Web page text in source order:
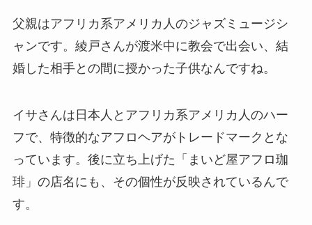
父親はアフリカ系アメリカ人のジャズミュージシ
ャンです。綾戸さんが渡米中に教会で出会い、結
婚した相手との間に授かった子供なんですね。
イサさんは日本人とアフリカ系アメリカ人のハー
フで、特徴的なアフロヘアがトレードマークとな
っています。後に立ち上げた「まいど屋アフロ珈
琲」の店名にも、その個性が反映されているんで
す。